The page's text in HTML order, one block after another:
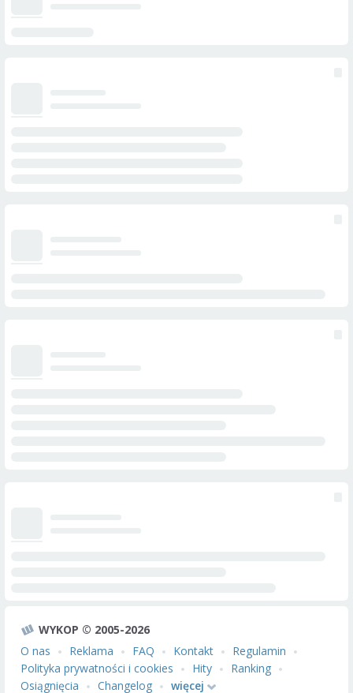
WYKOP © 2005-2026
O nas
Reklama FAQ Kontakt
Regulamin
Polityka prywatności i cookies
Hity
Ranking
Osiągnięcia
Changelog więcej